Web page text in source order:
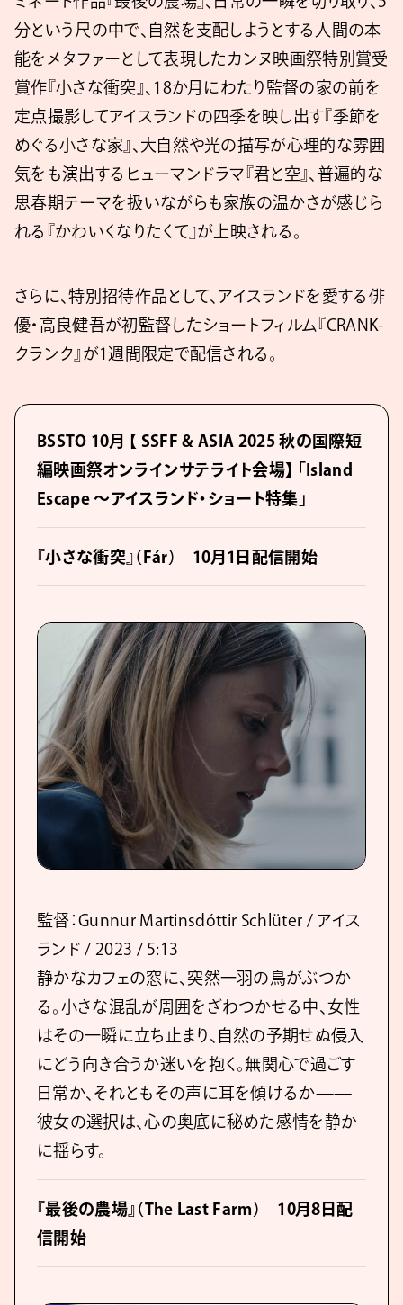
分という尺の中で、自然を支配しようとする人間の本
能をメタファーとして表現したカンヌ映画祭特別賞受
賞作『小さな衝突』、18か月にわたり監督の家の前を
定点撮影してアイスランドの四季を映し出す『季節を
めぐる小さな家』、大自然や光の描写が心理的な雰囲
気をも演出するヒューマンドラマ『君と空』、普遍的な
思春期テーマを扱いながらも家族の温かさが感じら
れる『かわいくなりたくて』が上映される。
さらに、特別招待作品として、アイスランドを愛する俳
優・高良健吾が初監督したショートフィルム『CRANK-
クランク』が1週間限定で配信される。
BSSTO 10月 【 SSFF & ASIA 2025 秋の国際短
編映画祭オンラインサテライト会場】 「Island
Escape ～アイスランド・ショート特集」
『小さな衝突』（Fár） 10月1日配信開始
監督：Gunnur Martinsdóttir Schlüter / アイス
ランド / 2023 / 5:13
静かなカフェの窓に、突然一羽の鳥がぶつか
る。小さな混乱が周囲をざわつかせる中、女性
はその一瞬に立ち止まり、自然の予期せぬ侵入
にどう向き合うか迷いを抱く。無関心で過ごす
日常か、それともその声に耳を傾けるか——
彼女の選択は、心の奥底に秘めた感情を静か
に揺らす。
『最後の農場』（The Last Farm） 10月8日配
信開始